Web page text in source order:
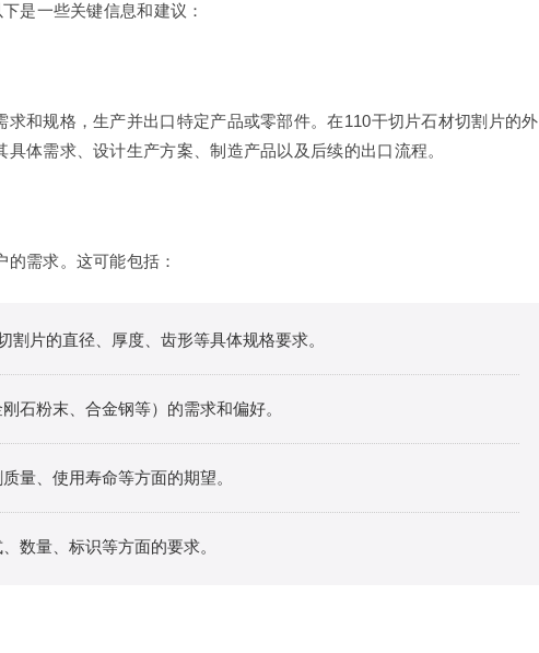
是一些关键信息和建议：
和规格，生产并出口特定产品或零部件。在110干切片石材切割片的外
体需求、设计生产方案、制造产品以及后续的出口流程。
需求。这可能包括：
割片的直径、厚度、齿形等具体规格要求。
石粉末、合金钢等）的需求和偏好。
量、使用寿命等方面的期望。
数量、标识等方面的要求。